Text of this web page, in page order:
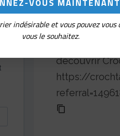
Parrainage
Partage ton
découvrir
https://
indésirable et vous pouvez vous
vous le souhaitez.